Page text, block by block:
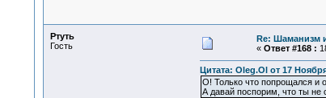
Ртуть
Гость
Re: Шаманизм
« Ответ #168 :
Цитата: Oleg.Ol от 17
О! Только что попрощался и
А давай поспорим, что ты не